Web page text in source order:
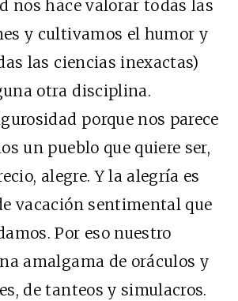
nos hace valorar todas las
y cultivamos el humor y
las ciencias inexactas)
otra disciplina.
porque nos parece
un pueblo que quiere ser,
alegre. Y la alegría es
vacación sentimental que
Por eso nuestro
amalgama de oráculos y
de tanteos y simulacros.